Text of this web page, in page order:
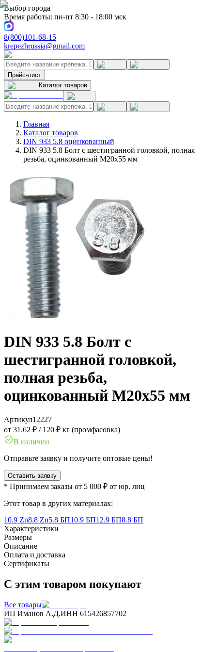
Выбор города
Время работы: пн-пт 8:30 - 18:00 мск
8(800)101-68-15
krepezhrussia@gmail.com
Прайс-лист
Каталог товаров
Главная
Каталог товаров
DIN 933 5.8 оцинкованный
DIN 933 5.8 Болт с шестигранной головкой, полная
резьба, оцинкованный M20x55 мм
DIN 933 5.8 Болт с
шестигранной головкой,
полная резьба,
оцинкованный M20x55 мм
Артикул12227
от 31.62 ₽ / 120 ₽ кг (промфасовка)
В наличии
Отправьте заявку и получите оптовые цены!
Оставить заявку
* Принимаем заказы от 5 000 ₽ от юр. лиц
Этот товар в других материалах:
10.9 Zn8.8 Zn5.8 БП10.9 БП12.9 БП8.8 БП
Характеристики
Размеры
Описание
Оплата и доставка
Сертификаты
С этим товаром покупают
Все товары
ИП Иманов А.Д.ИНН 615426857702